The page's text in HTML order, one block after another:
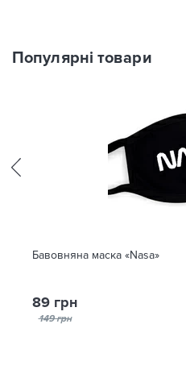
Популярні товари
Бавовняна маска «Nasa»
89 грн
149 грн